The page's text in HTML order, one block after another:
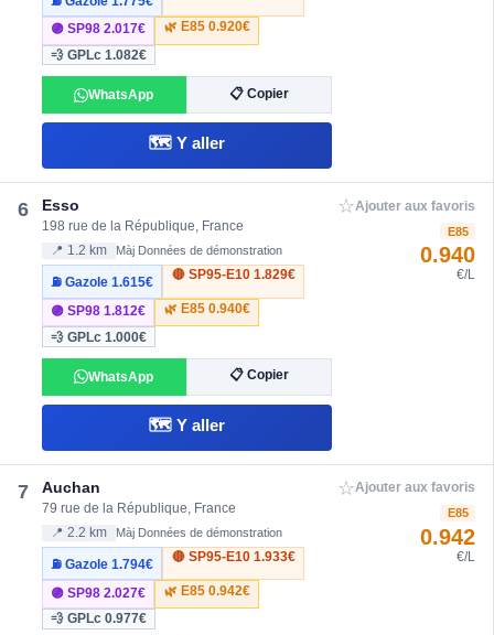
🟣 SP982.017€ 🌿 E85 0.920€
💨 GPLc1.082€
WhatsApp 📋 Copier
🗺️ Y aller
6 Esso
198 rue de la République, France
📍 1.2 km Màj Données de démonstration
⛽ Gazole1.615€
🔴 SP95-E10 1.829€
🟣 SP981.812€ 🌿 E85 0.940€
💨 GPLc1.000€
WhatsApp 📋 Copier
🗺️ Y aller
☆Ajouter aux favoris
E85
0.940
€/L
7 Auchan
79 rue de la République, France
📍 2.2 km Màj Données de démonstration
⛽ Gazole1.794€
🔴 SP95-E10 1.933€
🟣 SP982.027€ 🌿 E85 0.942€
💨 GPLc0.977€
☆Ajouter aux favoris
E85
0.942
€/L